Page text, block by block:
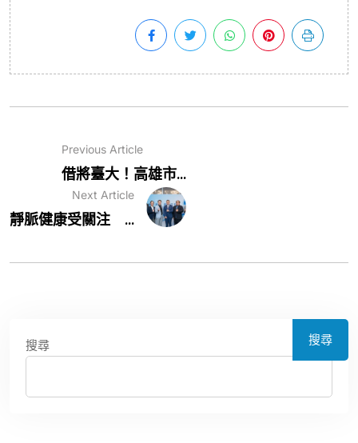
Previous Article
借將臺大！高雄市...
Next Article
靜脈健康受關注 ...
搜尋 搜尋